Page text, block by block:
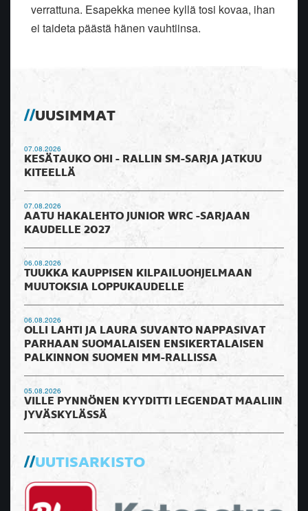
verrattuna. Esapekka menee kyllä tosi kovaa, ihan
ei taideta päästä hänen vauhtiinsa.
UUSIMMAT
07.08.2026
KESÄTAUKO OHI - RALLIN SM-SARJA JATKUU
KITEELLÄ
07.08.2026
AATU HAKALEHTO JUNIOR WRC -SARJAAN
KAUDELLE 2027
06.08.2026
TUUKKA KAUPPISEN KILPAILUOHJELMAAN
MUUTOKSIA LOPPUKAUDELLE
06.08.2026
OLLI LAHTI JA LAURA SUVANTO NAPPASIVAT
PARHAAN SUOMALAISEN ENSIKERTALAISEN
PALKINNON SUOMEN MM-RALLISSA
05.08.2026
VILLE PYNNÖNEN KYYDITTI LEGENDAT MAALIIN
JYVÄSKYLÄSSÄ
UUTISARKISTO